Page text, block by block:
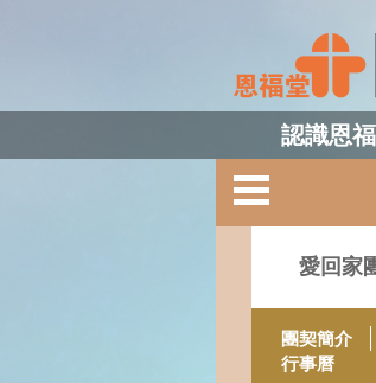
認識恩福
愛回家
團契簡介
行事曆